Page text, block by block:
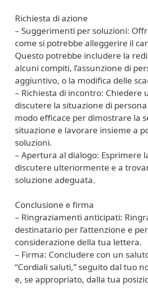
Richiesta di azione
– Suggerimenti per soluzioni:
come si potrebbe alleggerire il
Questo potrebbe includere la
alcuni compiti, l’assunzione di
aggiuntivo, o la modifica delle
– Richiesta di incontro: Chiedere
discutere la situazione di
modo efficace per dimostrare la
situazione e lavorare insieme a
soluzioni.
– Apertura al dialogo: Esprimere
discutere ulteriormente e a
soluzione adeguata.
Conclusione e firma
– Ringraziamenti anticipati:
destinatario per l’attenzione e
considerazione della tua lettera.
– Firma: Concludere con un
“Cordiali saluti,” seguito dal tuo
e, se appropriato, dalla tua